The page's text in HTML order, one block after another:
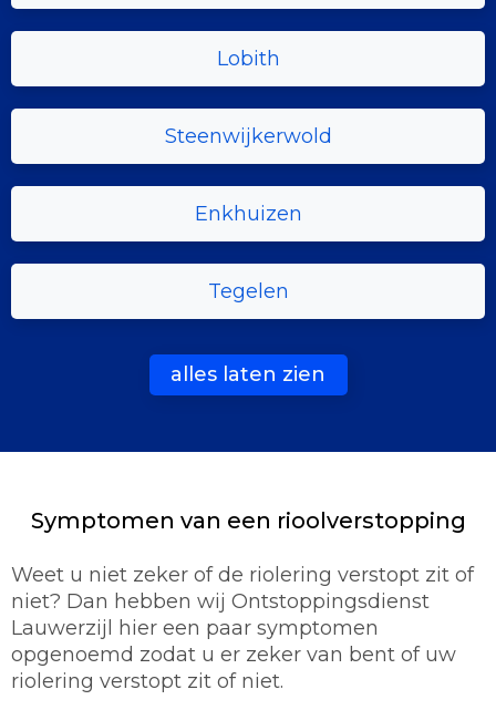
Lobith
Steenwijkerwold
Enkhuizen
Tegelen
alles laten zien
Symptomen van een rioolverstopping
Weet u niet zeker of de riolering verstopt zit of
niet? Dan hebben wij Ontstoppingsdienst
Lauwerzijl hier een paar symptomen
opgenoemd zodat u er zeker van bent of uw
riolering verstopt zit of niet.